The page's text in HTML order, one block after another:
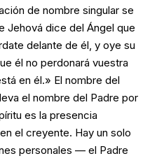
de nombre singular se
Jehová dice del Ángel que
delante de él, y oye su
él no perdonará vuestra
en él.» El nombre del
el nombre del Padre por
es la presencia
el creyente. Hay un solo
personales — el Padre